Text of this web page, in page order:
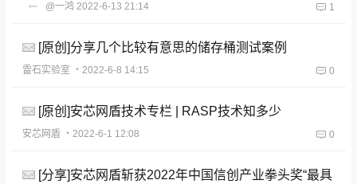
@一鸿 2022-6-13 21:14 1
[原创]分享几个比较有意思的储存桶测试案例
雷石实验室 ・2022-6-8 14:15 0
[原创]安芯网盾技术专栏 | RASP技术知多少
安芯网盾 ・2022-6-1 12:08 0
[分享]安芯网盾斩获2022年中国信创产业拳头奖“最具